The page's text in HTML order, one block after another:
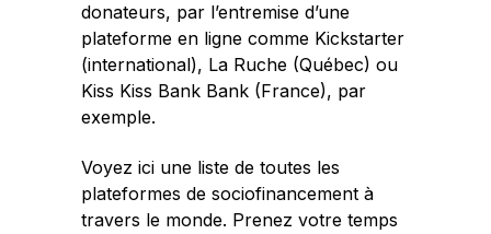
donateurs, par l’entremise d’une
plateforme en ligne comme Kickstarter
(international), La Ruche (Québec) ou
Kiss Kiss Bank Bank (France), par
exemple.
Voyez ici une liste de toutes les
plateformes de sociofinancement à
travers le monde. Prenez votre temps